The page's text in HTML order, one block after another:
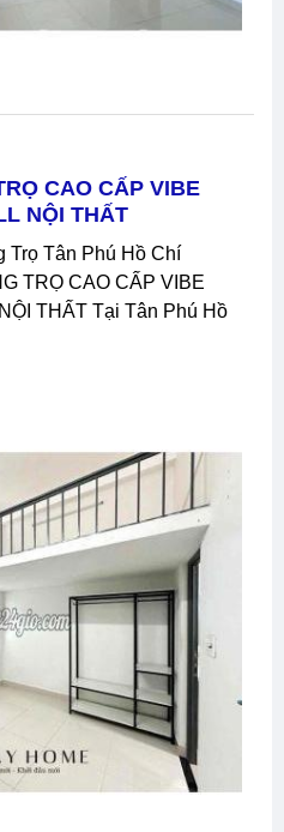
CAO CẤP VIBE
NỘI THẤT
TRỌ CAO CẤP VIBE
THẤT Tại Tân Phú Hồ